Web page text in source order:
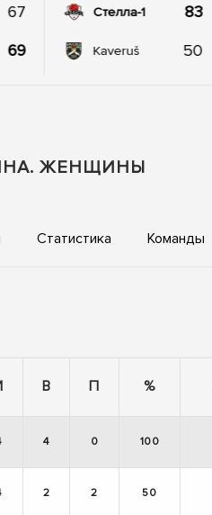
67
69
Стелла-1 83
Kaveruš 50
ЖЕНЩИНЫ
Статистика Команды
В П %
4 0 100
2 2 50